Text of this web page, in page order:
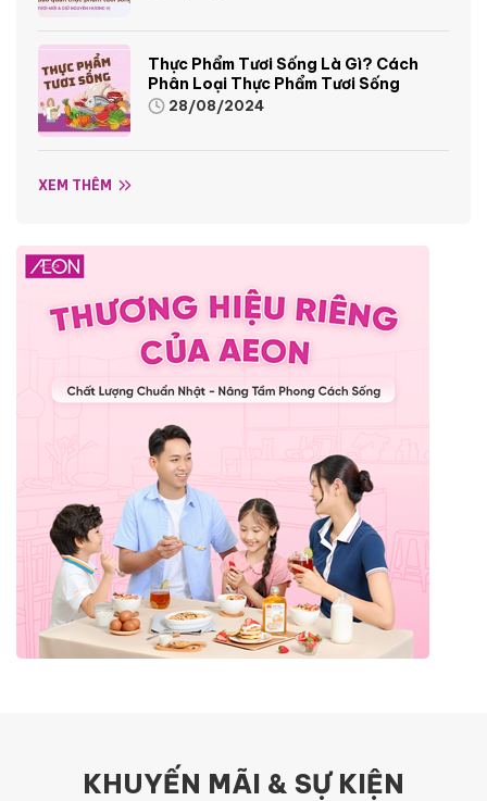
Thực Phẩm Tươi Sống Là Gì? Cách
Phân Loại Thực Phẩm Tươi Sống
28/08/2024
XEM THÊM
KHUYẾN MÃI & SỰ KIỆN